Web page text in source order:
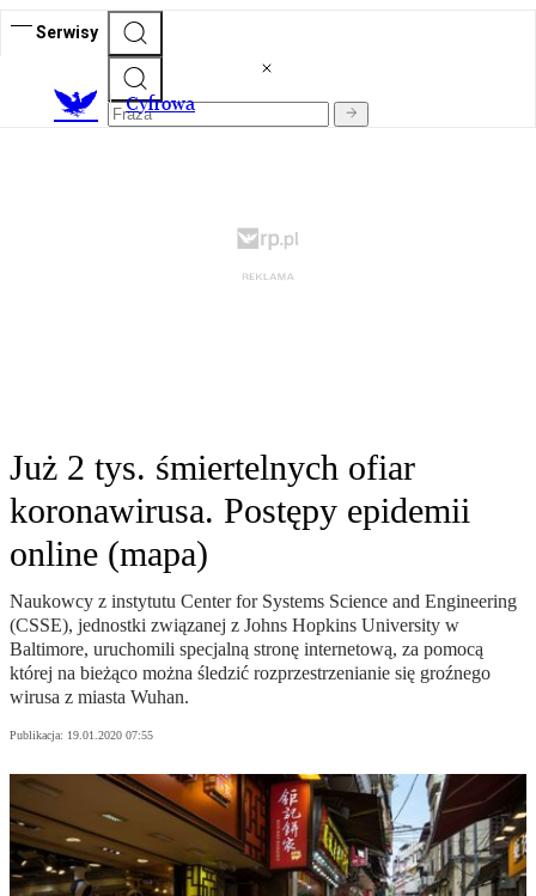
Serwisy
Cyfrowa
Już 2 tys. śmiertelnych ofiar
koronawirusa. Postępy epidemii
online (mapa)
Naukowcy z instytutu Center for Systems Science and Engineering
(CSSE), jednostki związanej z Johns Hopkins University w
Baltimore, uruchomili specjalną stronę internetową, za pomocą
której na bieżąco można śledzić rozprzestrzenianie się groźnego
wirusa z miasta Wuhan.
Publikacja: 19.01.2020 07:55